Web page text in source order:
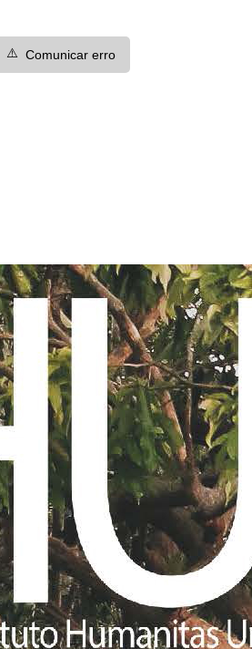
⚠️ Comunicar erro